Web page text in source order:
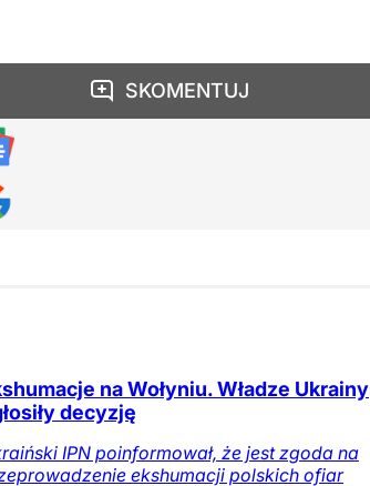
SKOMENTUJ
na Wołyniu. Władze Ukrainy
decyzję
IPN poinformował, że jest zgoda na
ekshumacji polskich ofiar